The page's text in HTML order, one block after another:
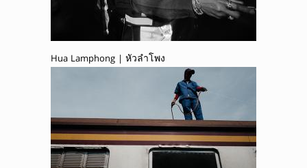
Hua Lamphong | หัวลำโพง